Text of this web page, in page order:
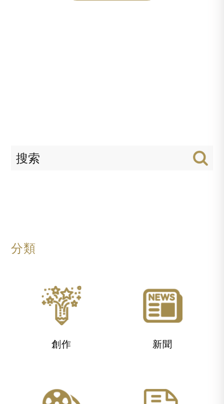
分類
創作 新聞